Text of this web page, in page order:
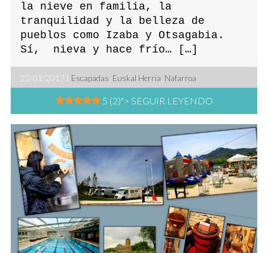
la nieve en familia, la
tranquilidad y la belleza de
pueblos como Izaba y Otsagabia.
Sí, nieva y hace frío… […]
22/01/2017 | Escapadas Euskal Herria Nafarroa
5 (2)"> SEGUIR LEYENDO